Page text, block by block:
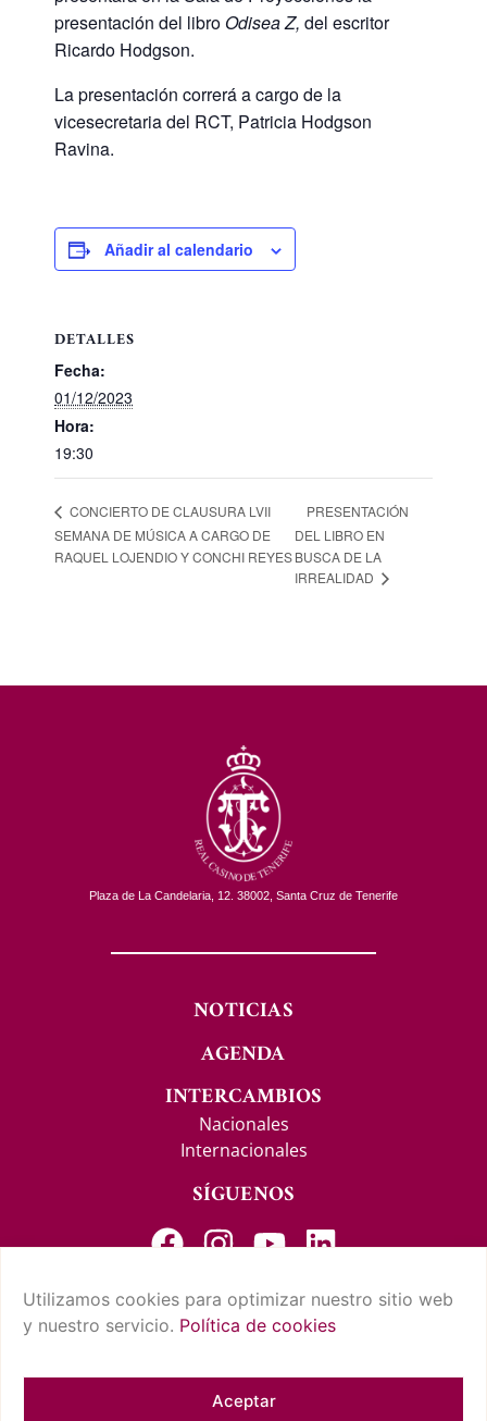
Utilizamos cookies para optimizar nuestro sitio web
y nuestro servicio. Política de cookies
Aceptar
presentación del libro Odisea Z, del escritor
Ricardo Hodgson.
La presentación correrá a cargo de la
vicesecretaria del RCT, Patricia Hodgson
Ravina.
Añadir al calendario
DETALLES
Fecha:
01/12/2023
Hora:
19:30
CONCIERTO DE CLAUSURA LVII
SEMANA DE MÚSICA A CARGO DE
RAQUEL LOJENDIO Y CONCHI REYES
PRESENTACIÓN
DEL LIBRO EN
BUSCA DE LA
IRREALIDAD
Plaza de La Candelaria, 12. 38002, Santa Cruz de Tenerife
NOTICIAS
AGENDA
INTERCAMBIOS
Nacionales
Internacionales
SÍGUENOS
CONTACTO Y SUGERENCIAS
AVISO LEGAL
CUMPLIMIENTO NORMATIVO